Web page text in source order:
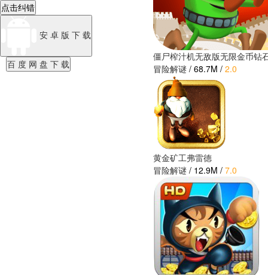
点击纠错
安 卓 版 下 载
百 度 网 盘 下 载
僵尸榨汁机无敌版无限金币钻
冒险解谜 / 68.7M / 2.0
黄金矿工弗雷德
冒险解谜 / 12.9M / 7.0